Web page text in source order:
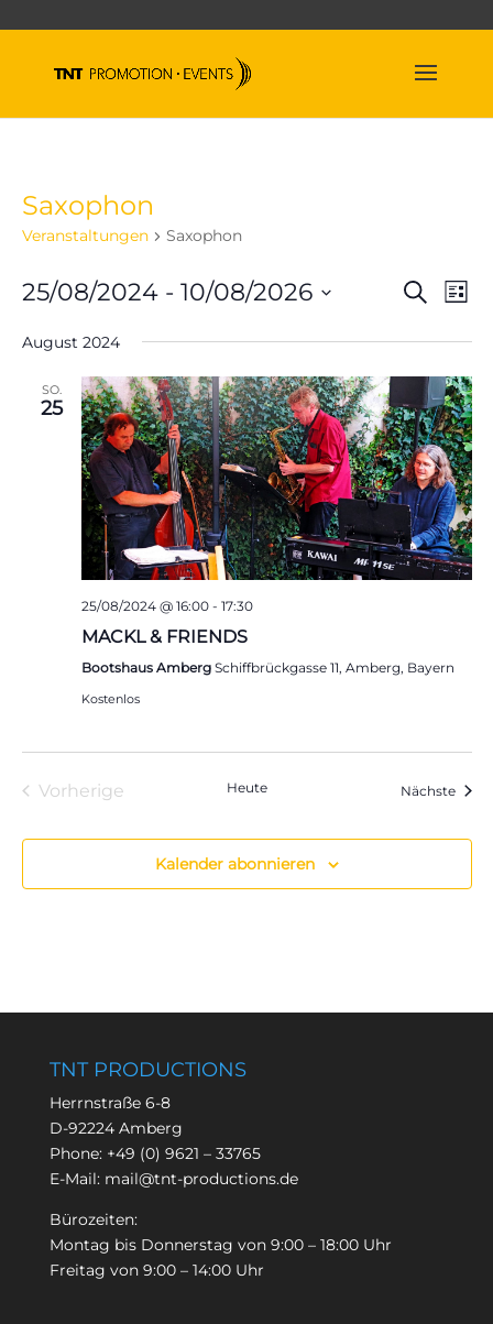
Saxophon
Veranstaltungen Saxophon
und
Suche
Liste
25/08/2024 - 10/08/2026
wählen.
August 2024
SO.
25
25/08/2024 @ 16:00- 17:30
MACKL & FRIENDS
Bootshaus Amberg Schiffbrückgasse 11, Amberg, Bayern
Kostenlos
Vorherige
Heute Nächste
Kalender abonnieren
TNT PRODUCTIONS
Herrnstraße 6-8
D-92224 Amberg
Phone: +49 (0) 9621 – 33765
E-Mail: mail@tnt-productions.de
Bürozeiten:
Montag bis Donnerstag von 9:00 – 18:00 Uhr
Freitag von 9:00 – 14:00 Uhr